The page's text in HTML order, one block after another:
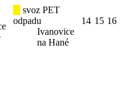
svoz PET
odpadu
Ivanovice
na Hané
14 15 16